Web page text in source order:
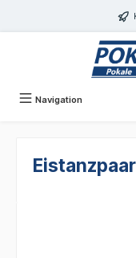
Navigation